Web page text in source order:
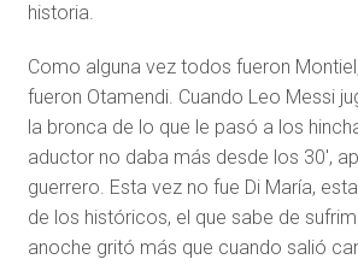
historia.
Como alguna vez todos fueron
fueron Otamendi. Cuando Leo Messi
la bronca de lo que le pasó a los
aductor no daba más desde los 30′,
guerrero. Esta vez no fue Di María,
de los históricos, el que sabe de
anoche gritó más que cuando salió